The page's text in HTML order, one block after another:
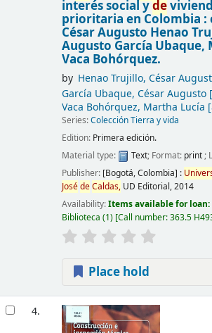
interés social yde
prioritaria en Colombia :
César Augusto Henao
Augusto García Ubaque,
Vaca Bohórquez.
by Henao Trujillo, César
García Ubaque, César Augusto
Vaca Bohórquez, Martha Lucía
Series:Colección Tierra y vida
Edition: Primera edición.
Material type:
Text; Format: print;
Publisher: [Bogotá, Colombia] :
JosédeCaldas,UD Editorial,2014
Availability:Items available for loan:
Biblioteca (1) Call number:363.5
Place hold
4.